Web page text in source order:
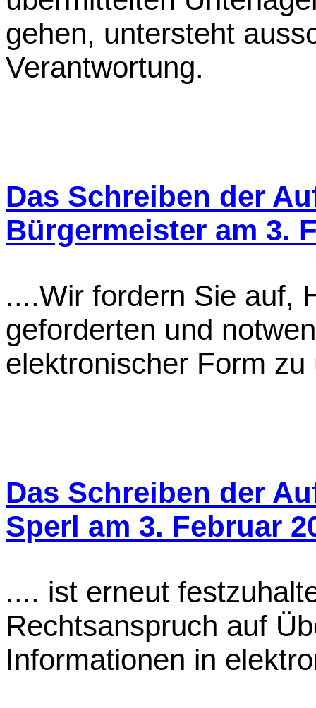
gehen, untersteht
Verantwortung.
Das Schreiben der
Bürgermeister am 3.
....Wir fordern Sie auf,
geforderten und
elektronischer Form zu
Das Schreiben der
Sperl am 3. Februar
.... ist erneut
Rechtsanspruch auf
Informationen in